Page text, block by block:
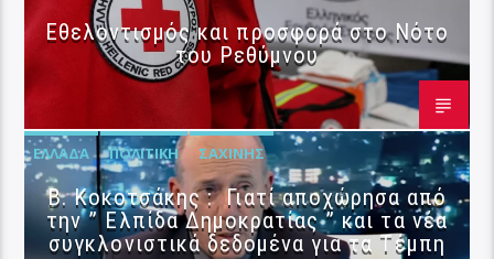
Εθελοντισμός και προσφορά στο Νότο
του Ρεθύμνου
ΕΛΛΆΔΑ ΠΟΛΙΤΙΚΉ ΣΑΧΊΝΗΣ
Β. Κοκοτσάκης : Γιατί αποχώρησα από
την ” Ελπίδα Δημοκρατίας ” και τα νέα
συγκλονιστικά δεδομένα για τα Τέμπη